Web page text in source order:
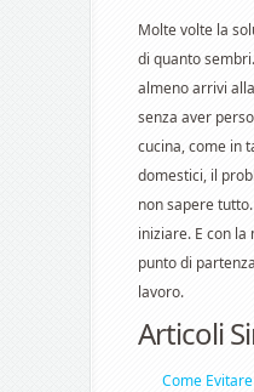
Molte volte la
di quanto
almeno arrivi
senza aver
cucina, come in
domestici, il
non sapere
iniziare. E con la
punto di
lavoro.
Articoli
Come